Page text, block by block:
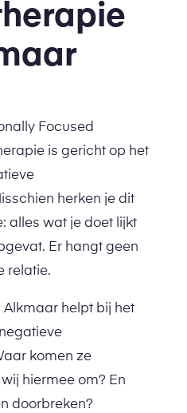
Focused
is gericht op het
herken je dit
alles wat je doet lijkt
Er hangt geen
relatie.
Alkmaar helpt bij het
komen ze
hiermee om? En
doorbreken?